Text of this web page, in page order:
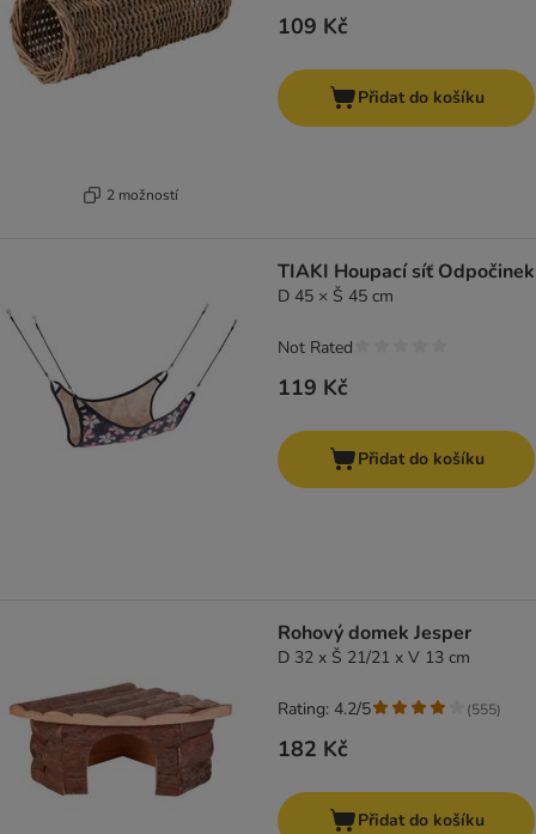
2 možností
109 Kč
Přidat do košíku
TIAKI Houpací síť Odpočinek
D 45 × Š 45 cm
119 Kč
Not Rated
Přidat do košíku
Rohový domek Jesper
D 32 x Š 21/21 x V 13 cm
182 Kč
Rating: 4.2/5 (555)
Přidat do košíku